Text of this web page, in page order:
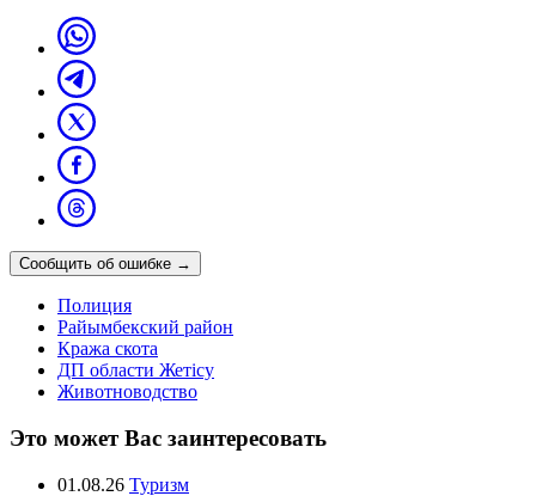
Сообщить об ошибке →
Полиция
Райымбекский район
Кража скота
ДП области Жетісу
Животноводство
Это может Вас заинтересовать
01.08.26 Туризм